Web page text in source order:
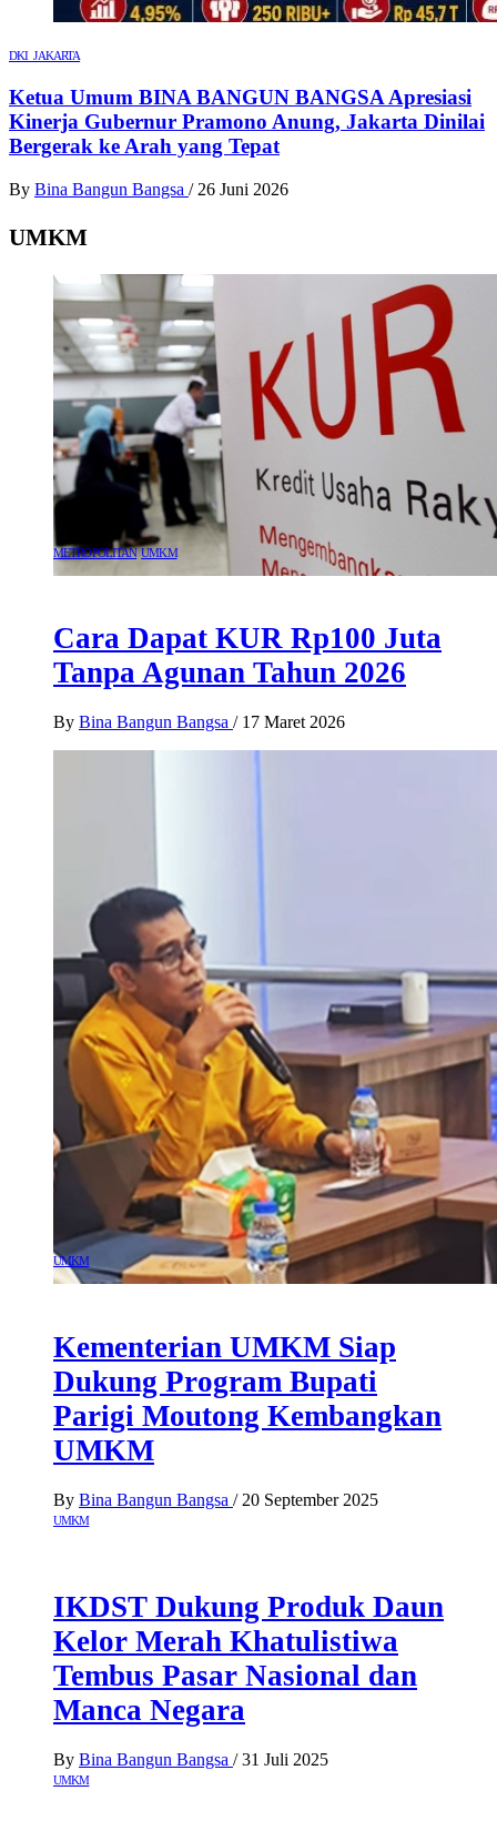
DKI JAKARTA
Ketua Umum BINA BANGUN BANGSA Apresiasi
Kinerja Gubernur Pramono Anung, Jakarta Dinilai
Bergerak ke Arah yang Tepat
By Bina Bangun Bangsa / 26 Juni 2026
UMKM
METROPOLITAN UMKM
Cara Dapat KUR Rp100 Juta
Tanpa Agunan Tahun 2026
By Bina Bangun Bangsa / 17 Maret 2026
UMKM
Kementerian UMKM Siap
Dukung Program Bupati
Parigi Moutong Kembangkan
UMKM
By Bina Bangun Bangsa / 20 September 2025
UMKM
IKDST Dukung Produk Daun
Kelor Merah Khatulistiwa
Tembus Pasar Nasional dan
Manca Negara
By Bina Bangun Bangsa / 31 Juli 2025
UMKM